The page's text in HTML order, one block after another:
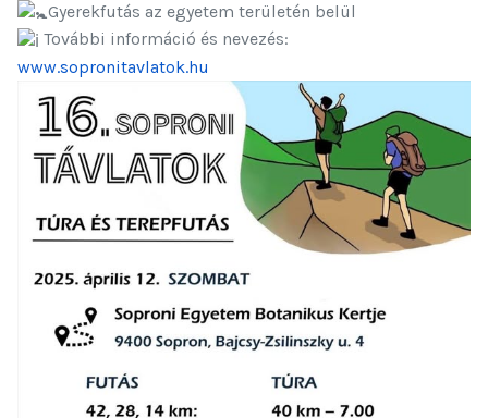
Gyerekfutás az egyetem területén belül
További információ és nevezés:
www.sopronitavlatok.hu